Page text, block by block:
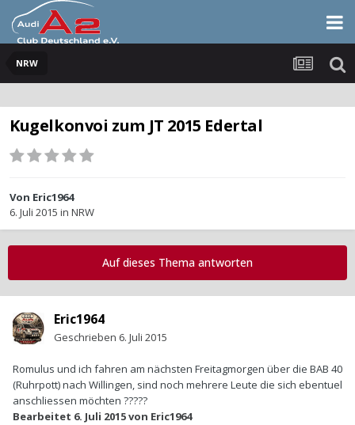
NRW
Kugelkonvoi zum JT 2015 Edertal
Von Eric1964
6. Juli 2015 in NRW
Auf dieses Thema antworten
Eric1964
Geschrieben 6. Juli 2015
Romulus und ich fahren am nächsten Freitagmorgen über die BAB 40
(Ruhrpott) nach Willingen, sind noch mehrere Leute die sich ebentuel
anschliessen möchten ?????
Bearbeitet 6. Juli 2015von Eric1964